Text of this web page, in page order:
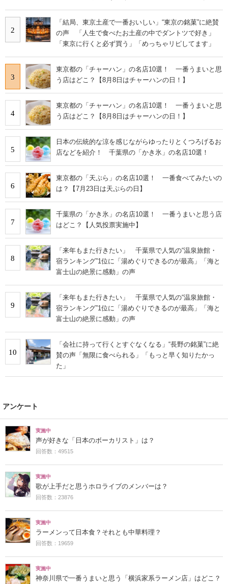
2
「結局、東京土産で一番おいしい」“東京の銘菓”に絶賛
の声 「人生で食べたお土産の中でダントツで好き」
「東京に行くと必ず買う」「めっちゃリピしてます」
3
東京都の「チャーハン」の名店10選！ 一番うまいと思
う店はどこ？【8月8日はチャーハンの日！】
4
東京都の「チャーハン」の名店10選！ 一番うまいと思
う店はどこ？【8月8日はチャーハンの日！】
5
日本の伝統的な涼を感じながらゆったりとくつろげるお
店などを紹介！ 千葉県の「かき氷」の名店10選！
6
東京都の「天ぷら」の名店10選！ 一番食べてみたいの
は？【7月23日は天ぷらの日】
7
千葉県の「かき氷」の名店10選！ 一番うまいと思う店
はどこ？【人気投票実施中】
8
「来年もまた行きたい」 千葉県で人気の“温泉旅館・
宿ランキング”1位に「湯めぐりできるのが最高」「海と
富士山の絶景に感動」の声
9
「来年もまた行きたい」 千葉県で人気の“温泉旅館・
宿ランキング”1位に「湯めぐりできるのが最高」「海と
富士山の絶景に感動」の声
10
「会社に持って行くとすぐなくなる」“長野の銘菓”に絶
賛の声「無限に食べられる」「もっと早く知りたかっ
た」
アンケート
実施中
声が好きな「日本のボーカリスト」は？
回答数：49515
実施中
歌が上手だと思うホロライブのメンバーは？
回答数：23876
実施中
ラーメンって日本食？それとも中華料理？
回答数：19659
実施中
神奈川県で一番うまいと思う「横浜家系ラーメン店」はどこ？